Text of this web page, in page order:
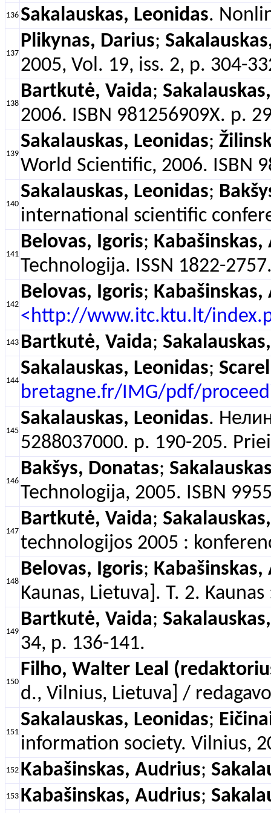
136 Sakalauskas, Leonidas.
137
Plikynas, Darius;
2005, Vol. 19, iss. 2, p. 304-
138
Bartkutė, Vaida;
2006. ISBN 981256909X. p.
139
Sakalauskas, Leonidas;
World Scientific, 2006. ISBN
140
Sakalauskas, Leonidas;
international scientific
141
Belovas, Igoris; Kabašinskas,
Technologija. ISSN 1822-
142
Belovas, Igoris; Kabašinskas,
<http://www.itc.ktu.lt/
143 Bartkutė, Vaida;
144
Sakalauskas, Leonidas;
bretagne.fr/IMG/pdf/
145
Sakalauskas, Leonidas.
5288037000. p. 190-205.
146
Bakšys, Donatas;
Technologija, 2005. ISBN
147
Bartkutė, Vaida;
technologijos 2005 :
148
Belovas, Igoris; Kabašinskas,
Kaunas, Lietuva]. T. 2.
149
Bartkutė, Vaida;
34, p. 136-141.
150
Filho, Walter Leal
d., Vilnius, Lietuva] /
151
Sakalauskas, Leonidas;
information society. Vilnius,
152 Kabašinskas, Audrius;
153 Kabašinskas, Audrius;